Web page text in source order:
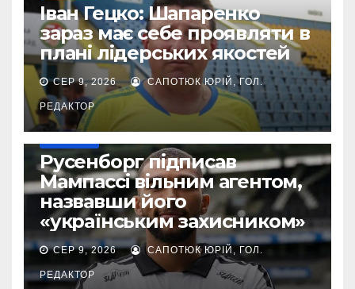
Іван Гецко: Шапаренко
зараз має себе проявляти в
плані лідерських якостей
СЕР 9, 2026 САПОТЮК ЮРІЙ, ГОЛ.
РЕДАКТОР
Русенборг підписав
Мампассі вільним агентом,
назвавши його
«українським захисником»
СЕР 9, 2026 САПОТЮК ЮРІЙ, ГОЛ.
РЕДАКТОР